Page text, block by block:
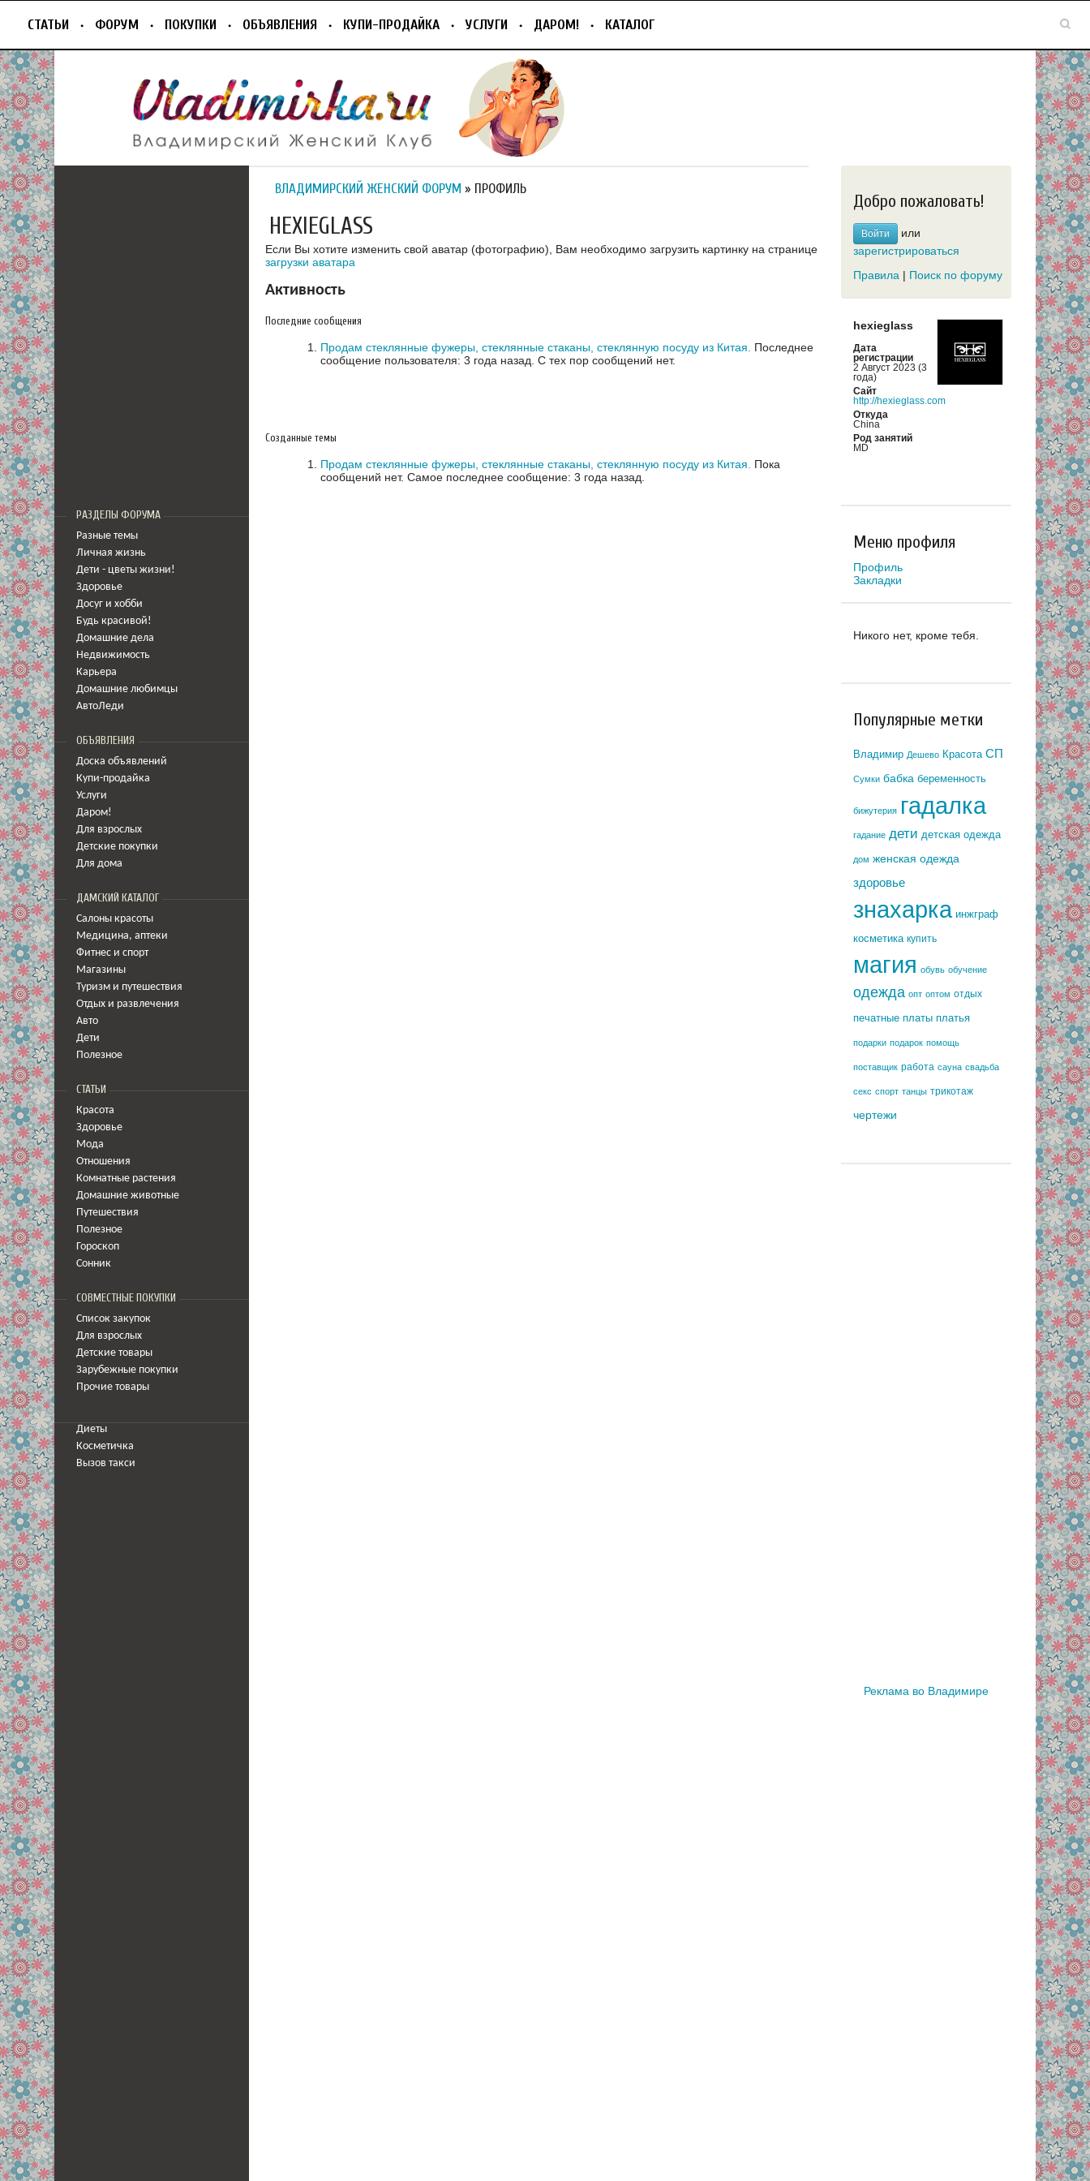
СТАТЬИ ФОРУМ ПОКУПКИ ОБЪЯВЛЕНИЯ КУПИ-ПРОДАЙКА УСЛУГИ ДАРОМ! КАТАЛОГ
РАЗДЕЛЫ ФОРУМА
Разные темы
Личная жизнь
Дети - цветы жизни!
Здоровье
Досуг и хобби
Будь красивой!
Домашние дела
Недвижимость
Карьера
Домашние любимцы
АвтоЛеди
ОБЪЯВЛЕНИЯ
Доска объявлений
Купи-продайка
Услуги
Даром!
Для взрослых
Детские покупки
Для дома
ДАМСКИЙ КАТАЛОГ
Салоны красоты
Медицина, аптеки
Фитнес и спорт
Магазины
Туризм и путешествия
Отдых и развлечения
Авто
Дети
Полезное
СТАТЬИ
Красота
Здоровье
Мода
Отношения
Комнатные растения
Домашние животные
Путешествия
Полезное
Гороскоп
Сонник
СОВМЕСТНЫЕ ПОКУПКИ
Список закупок
Для взрослых
Детские товары
Зарубежные покупки
Прочие товары
Диеты
Косметичка
Вызов такси
ВЛАДИМИРСКИЙ ЖЕНСКИЙ ФОРУМ » ПРОФИЛЬ
HEXIEGLASS
Если Вы хотите изменить свой аватар (фотографию), Вам необходимо загрузить картинку на странице
загрузки аватара
Активность
Последние сообщения
Продам стеклянные фужеры, стеклянные стаканы, стеклянную посуду из Китая.
Последнее
сообщение пользователя: 3 года назад. С тех пор сообщений нет.
Созданные темы
Продам стеклянные фужеры, стеклянные стаканы, стеклянную посуду из Китая.
Пока
сообщений нет. Самое последнее сообщение: 3 года назад.
Добро пожаловать!
Войти
или
зарегистрироваться
Правила | Поиск по форуму
hexieglass
Дата
регистрации
2 Август 2023 (3
года)
Сайт
http://hexieglass.com
Откуда
China
Род занятий
MD
Меню профиля
Профиль
Закладки
Никого нет, кроме тебя.
Популярные метки
Владимир Дешево Красота СП
Сумки бабка беременность
бижутерия гадалка
гадание дети детская одежда
дом женская одежда
здоровье
знахарка инжграф
косметика купить
магия обувь обучение
одежда опт оптом отдых
печатные платы платья
подарки подарок помощь
поставщик работа сауна свадьба
секс спорт танцы трикотаж
чертежи
Реклама во Владимире